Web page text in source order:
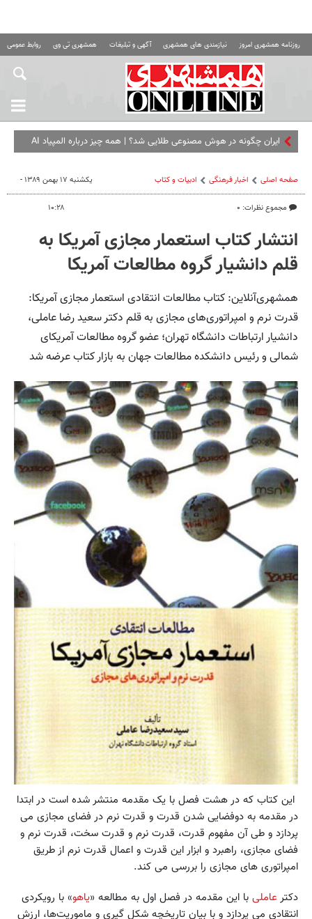
روزنامه همشهری امروز نیازمندی های همشهری آگهی و تبلیغات همشهری تی وی روابط عمومی
ایران چگونه در هوش مصنوعی طلایی شد؟ | همه چیز درباره المپیاد AI
صفحه اصلی اخبار فرهنگی ادبیات و کتاب
مجموع نظرات: ۰
یکشنبه ۱۷ بهمن ۱۳۸۹ -
۱۰:۲۸
انتشار کتاب استعمار مجازی آمریکا به
قلم دانشیار گروه مطالعات آمریکا
همشهری‌آنلاین: کتاب مطالعات انتقادی استعمار مجازی آمریکا:
قدرت نرم و امپراتوری‌های مجازی به قلم دکتر سعید رضا عاملی،
دانشیار ارتباطات دانشگاه تهران؛ عضو گروه مطالعات آمریکای
شمالی و رئیس دانشکده مطالعات جهان به بازار کتاب عرضه شد
این کتاب که در هشت فصل با یک مقدمه منتشر شده است در ابتدا
در مقدمه به دوفضایی شدن قدرت و قدرت نرم در فضای مجازی می
پردازد و طی آن مفهوم قدرت، قدرت نرم و قدرت سخت، قدرت نرم و
فضای مجازی، راهبرد و ابزار این قدرت و اعمال قدرت نرم از طریق
امپراتوری های مجازی را بررسی می کند.
دکتر عاملی با این مقدمه در فصل اول به مطالعه «یاهو» با رویکردی
انتقادی می پردازد و با بیان تاریخچه شکل گیری و ماموریت‌ها، ارزش